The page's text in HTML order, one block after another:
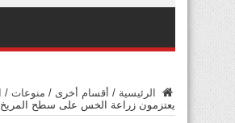
الرئيسية / أقسام أخرى / منوعات /
يعتزمون زراعة الخس على سطح المريخ